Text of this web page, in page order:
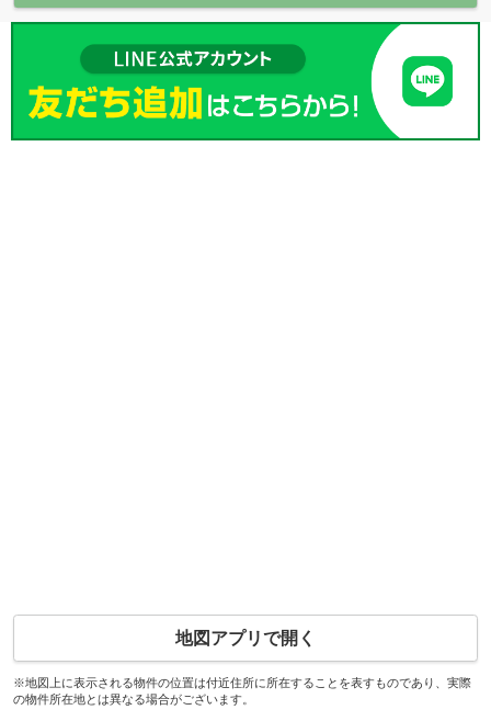
地図アプリで開く
※地図上に表示される物件の位置は付近住所に所在することを表すものであり、実際
の物件所在地とは異なる場合がございます。